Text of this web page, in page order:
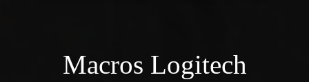
CONTATOSMacros Logitech